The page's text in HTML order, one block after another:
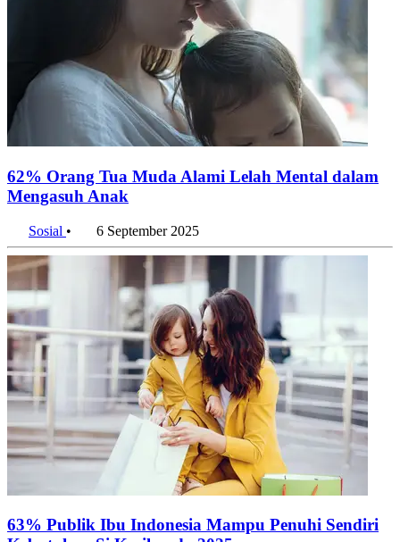
62% Orang Tua Muda Alami Lelah Mental dalam
Mengasuh Anak
Sosial• 6 September 2025